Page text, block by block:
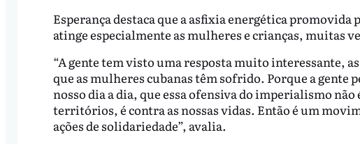
Esperança destaca que a asfixia energética promovida
atinge especialmente as mulheres e crianças, muitas
“A gente tem visto uma resposta muito interessante,
que as mulheres cubanas têm sofrido. Porque a gente
nosso dia a dia, que essa ofensiva do imperialismo não
territórios, é contra as nossas vidas. Então é um
ações de solidariedade”, avalia.